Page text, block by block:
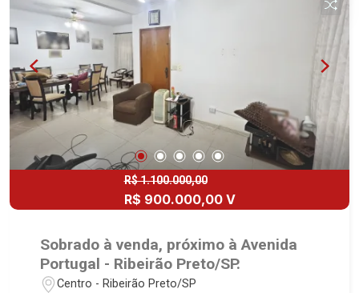
referência no mercado imobiliário desde 2000!
Avenida João Fiúsa, 1051 - Alto da Boa Vista |
Ribeirão Preto.
R$ 1.100.000,00
R$ 900.000,00 V
Sobrado à venda, próximo à Avenida
Portugal - Ribeirão Preto/SP.
Centro - Ribeirão Preto/SP